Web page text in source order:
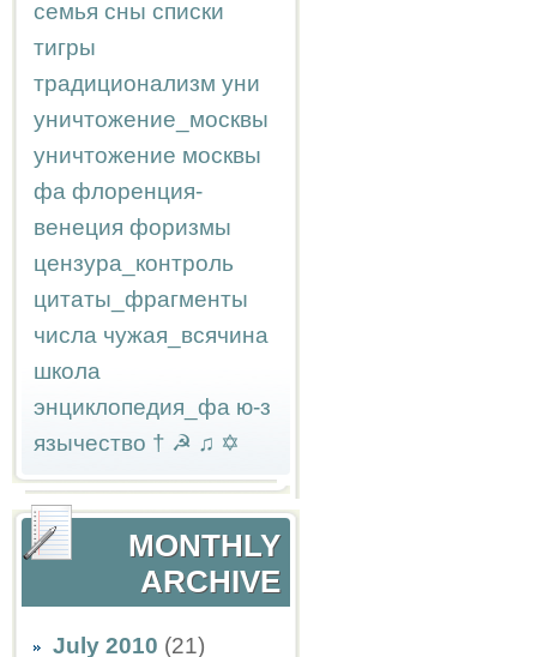
семья сны списки
тигры
традиционализм уни
уничтожение_москвы
уничтожение москвы
фа флоренция-
венеция форизмы
цензура_контроль
цитаты_фрагменты
числа чужая_всячина
школа
энциклопедия_фа ю-з
язычество † ☭ ♫ ✡
MONTHLY
ARCHIVE
July 2010 (21)